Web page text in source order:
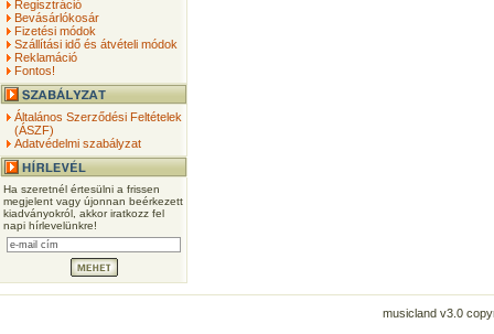
Regisztráció
Bevásárlókosár
Fizetési módok
Szállítási idő és átvételi módok
Reklamáció
Fontos!
Általános Szerződési Feltételek
(ÁSZF)
Adatvédelmi szabályzat
Ha szeretnél értesülni a frissen
megjelent vagy újonnan beérkezett
kiadványokról, akkor iratkozz fel
napi hírlevelünkre!
musicland v3.0